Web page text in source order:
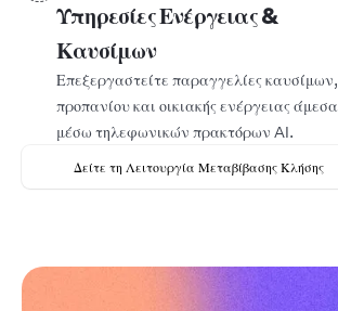
Υπηρεσίες Ενέργειας &
Καυσίμων
Επεξεργαστείτε παραγγελίες καυσίμων,
προπανίου και οικιακής ενέργειας άμεσα
μέσω τηλεφωνικών πρακτόρων AI.
Δείτε τη Λειτουργία Μεταβίβασης Κλήσης